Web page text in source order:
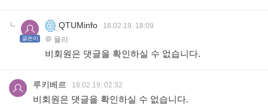
글쓴이
QTUMinfo
18.02.19. 18:09
뮬리
비회원은 댓글을 확인하실 수 없습니다.
루키베르 18.02.19. 02:32
비회원은 댓글을 확인하실 수 없습니다.